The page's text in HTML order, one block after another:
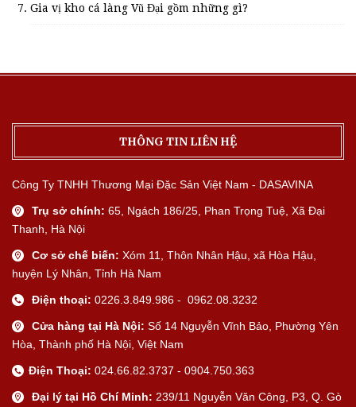
Gia vị kho cá làng Vũ Đại gồm những gì?
THÔNG TIN LIÊN HỆ
Công Ty TNHH Thương Mại Đặc Sản Việt Nam - DASAVINA
Trụ sở chính: 65, Ngách 186/25, Phan Trọng Tuệ, Xã Đại
Thanh, Hà Nội
Cơ sở chế biến: Xóm 11, Thôn Nhân Hậu, xã Hòa Hậu,
huyện Lý Nhân, Tỉnh Hà Nam
Điện thoại: 0226.3.849.986 - 0962.08.3232
Cửa hàng tại Hà Nội: Số 14 Nguyễn Vĩnh Bảo, Phường Yên
Hòa, Thành phố Hà Nội, Việt Nam
Điện Thoại: 024.66.82.3737 - 0904.750.363
Đại lý tại Hồ Chí Minh: 239/11 Nguyễn Văn Công, P3, Q. Gò